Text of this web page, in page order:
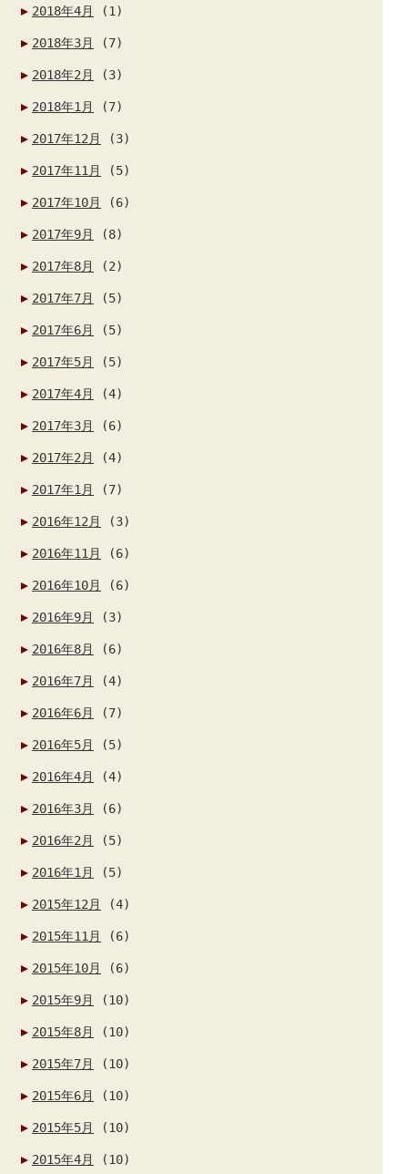
2018年4月 (1)
2018年3月 (7)
2018年2月 (3)
2018年1月 (7)
2017年12月 (3)
2017年11月 (5)
2017年10月 (6)
2017年9月 (8)
2017年8月 (2)
2017年7月 (5)
2017年6月 (5)
2017年5月 (5)
2017年4月 (4)
2017年3月 (6)
2017年2月 (4)
2017年1月 (7)
2016年12月 (3)
2016年11月 (6)
2016年10月 (6)
2016年9月 (3)
2016年8月 (6)
2016年7月 (4)
2016年6月 (7)
2016年5月 (5)
2016年4月 (4)
2016年3月 (6)
2016年2月 (5)
2016年1月 (5)
2015年12月 (4)
2015年11月 (6)
2015年10月 (6)
2015年9月 (10)
2015年8月 (10)
2015年7月 (10)
2015年6月 (10)
2015年5月 (10)
2015年4月 (10)